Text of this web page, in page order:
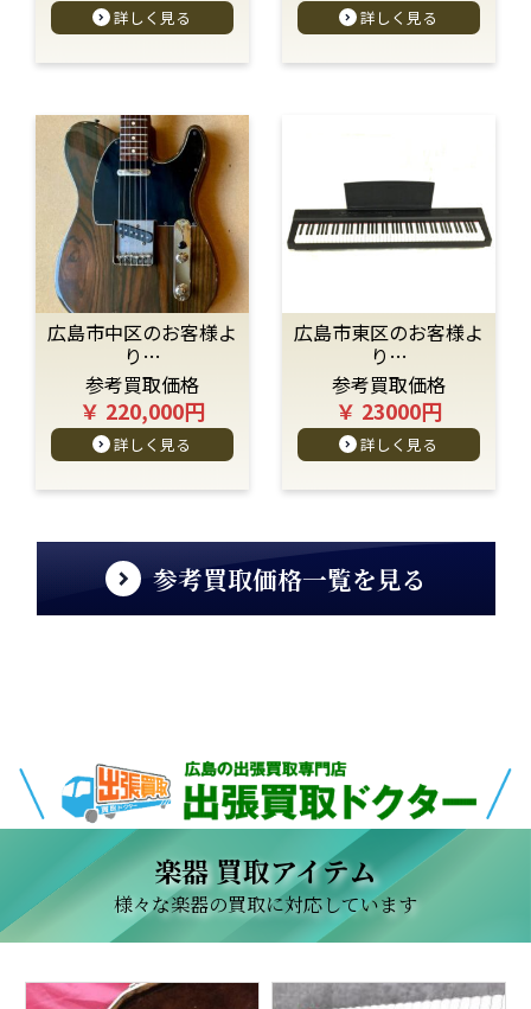
詳しく見る 詳しく見る
広島市中区のお客様よ
り…
参考買取価格
￥ 220,000円
詳しく見る
広島市東区のお客様よ
り…
参考買取価格
￥ 23000円
詳しく見る
参考買取価格一覧を見る
楽器 買取アイテム
様々な楽器の買取に対応しています